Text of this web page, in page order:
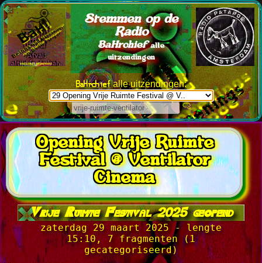
Stemmen op de
Radio
BaHrchief alle
uitzendingen
BaHrchiefalle uitzendingen:
Opening Vrije Ruimte
Festival @ Ventilator
Cinema
Vrije Ruimte Festival 2025 geopend
zaterdag 29 maart 2025 - lengte
15:10, 7 fragmenten (1
gecategoriseerd)